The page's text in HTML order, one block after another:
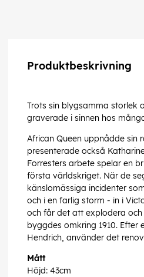
Produktbeskrivning
Trots sin blygsamma storlek
graverade i sinnen hos
African Queen uppnådde sin
presenterade också
Forresters arbete spelar en
första världskriget. När de
känslomässiga incidenter
och i en farlig storm - in i
och får det att explodera
byggdes omkring 1910.
Hendrich, använder det
Mått
Höjd: 43cm